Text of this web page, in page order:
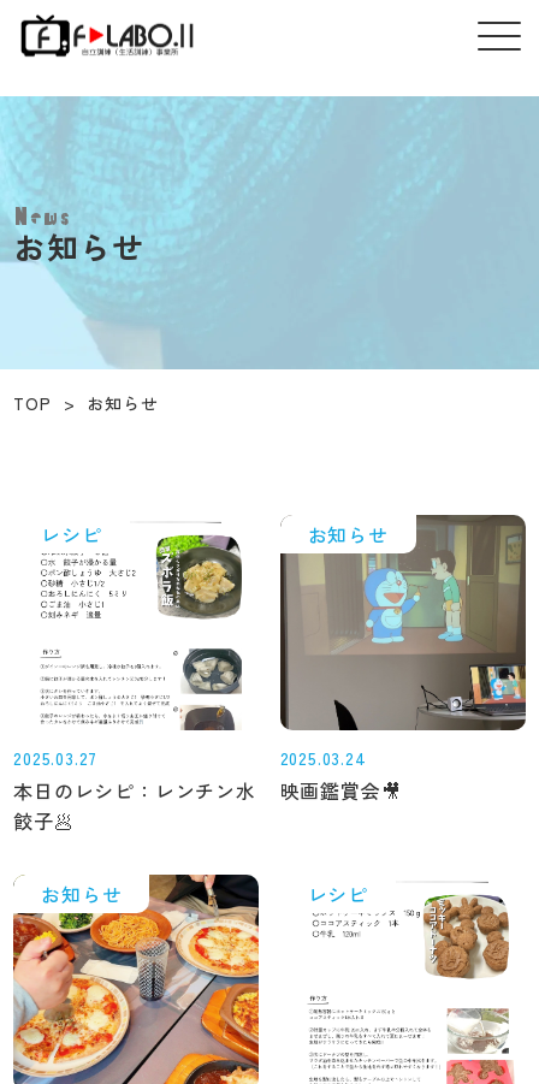
News
お知らせ
TOP > お知らせ
レシピ
2025.03.27
本日のレシピ：レンチン水
餃子🥟
お知らせ
2025.03.24
映画鑑賞会🎥
お知らせ レシピ